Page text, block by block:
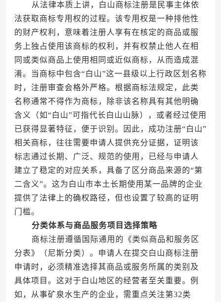
从法律本质上讲，白山商标注册是民事主体依
法获取商标专用权的过程。该专用权是一种排他性
的财产权利，意味着注册人享有在核定的商品或服
务上独占使用该商标的权利，并有权禁止他人在相
同或类似商品上使用相同或近似商标，从而造成混
淆。当商标中包含“白山”这一县级以上行政区划名称
时，注册审查会格外严格。根据商标法规定，此类
名称通常不得作为商标，除非该名称具有其他明确
含义（如“白山”可指代长白山山脉），或者经过使用
已获得显著特征，便于识别。因此，成功注册“白山”
相关商标，往往需要申请人提供充分证据，证明该
标志通过长期、广泛、规范的使用，已经与申请人
建立了稳定的对应关系，具备了区分商品来源的“第
二含义”。这为白山市本土长期使用某一品牌的企业
提供了法律上的确权路径，但也设置了较高的证明
门槛。
分类体系与商品服务项目选择策略
商标注册遵循国际通用的《类似商品和服务区
分表》（尼斯分类）。申请人在提交白山商标注册
申请时，必须精准选择其商品或服务所属的类别及
具体项目。这对于白山地区的经营者至关重要。例
如，从事矿泉水生产的企业，需重点关注第32类